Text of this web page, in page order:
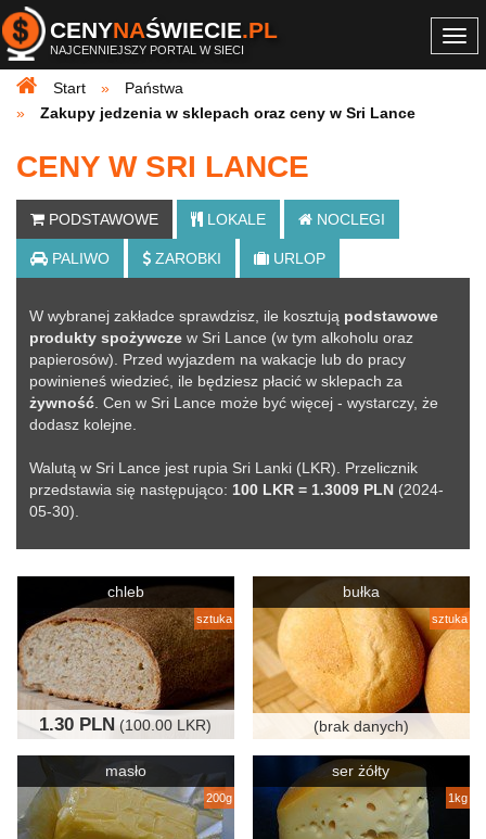
CENYNAŚWIECIE.PL
NAJCENNIEJSZY PORTAL W SIECI
Start
Państwa
Zakupy jedzenia w sklepach oraz ceny w Sri Lance
CENY W SRI LANCE
PODSTAWOWE LOKALE NOCLEGI
PALIWO ZAROBKI URLOP
W wybranej zakładce sprawdzisz, ile kosztują podstawowe
produkty spożywcze w Sri Lance (w tym alkoholu oraz
papierosów). Przed wyjazdem na wakacje lub do pracy
powinieneś wiedzieć, ile będziesz płacić w sklepach za
żywność . Cen w Sri Lance może być więcej - wystarczy, że
dodasz kolejne
Walutą w Sri Lance jest rupia Sri Lanki (LKR). Przelicznik
przedstawia się następująco: 100 LKR = 1.3009 PLN (2024-
05-30).
chleb
sztuka
1.30 PLN (100.00 LKR)
bułka
sztuka
(brak danych)
masło
200g
ser żółty
1kg